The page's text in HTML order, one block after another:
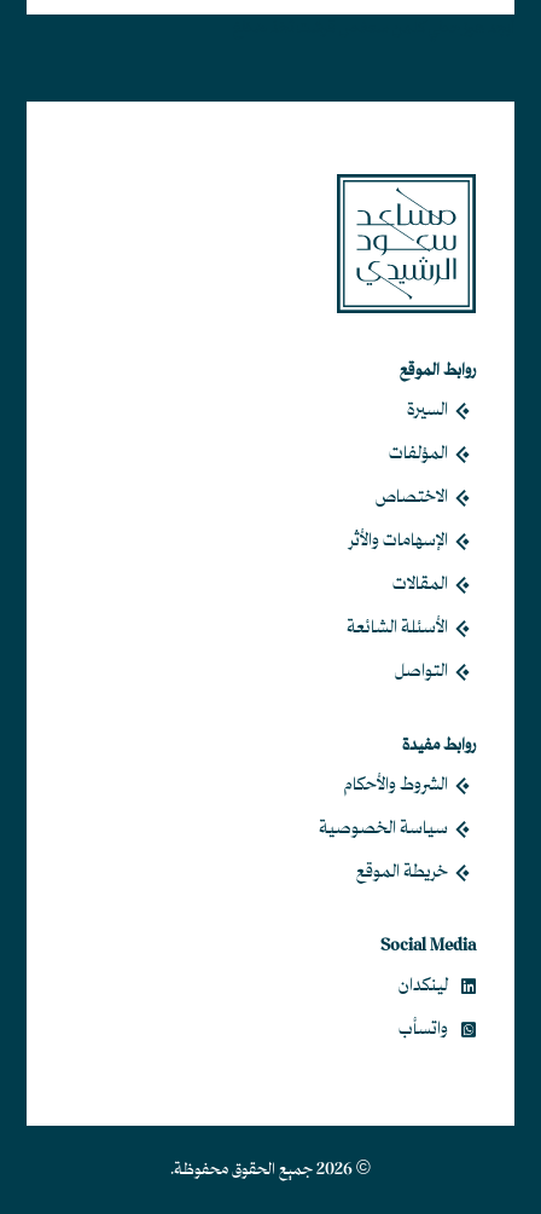
روابط الموقع
السيرة
المؤلفات
الاختصاص
الإسهامات والأثر
المقالات
الأسئلة الشائعة
التواصل
روابط مفيدة
الشروط والأحكام
سياسة الخصوصية
خريطة الموقع
Social Media
لينكدان
واتسأب
© 2026 جميع الحقوق محفوظة.